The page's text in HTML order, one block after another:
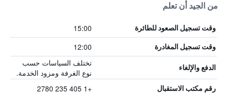
من الجيد أن تعلم
وقت تسجيل الصعود للطائرة 15:00
وقت تسجيل المغادرة 12:00
الدفع والإلغاء
تختلف السياسات حسب
نوع الغرفة ومزود الخدمة.
رقم مكتب الاستقبال +1 405 235 2780